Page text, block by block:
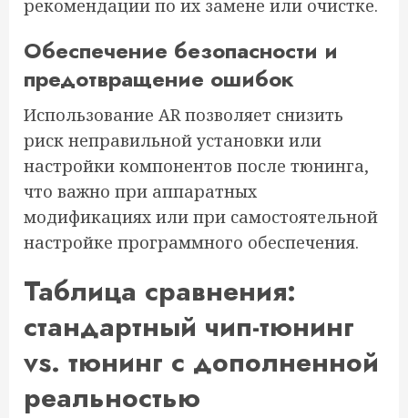
рекомендации по их замене или очистке.
Обеспечение безопасности и
предотвращение ошибок
Использование AR позволяет снизить
риск неправильной установки или
настройки компонентов после тюнинга,
что важно при аппаратных
модификациях или при самостоятельной
настройке программного обеспечения.
Таблица сравнения:
стандартный чип-тюнинг
vs. тюнинг с дополненной
реальностью